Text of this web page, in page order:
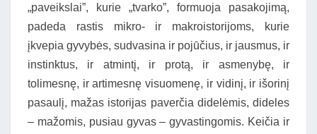
„paveikslai”, kurie „tvarko”, formuoja pasakojimą,
padeda rastis mikro- ir makroistorijoms, kurie
įkvepia gyvybės, sudvasina ir pojūčius, ir jausmus, ir
instinktus, ir atmintį, ir protą, ir asmenybę, ir
tolimesnę, ir artimesnę visuomenę, ir vidinį, ir išorinį
pasaulį, mažas istorijas paverčia didelėmis, dideles
– mažomis, pusiau gyvas – gyvastingomis. Keičia ir